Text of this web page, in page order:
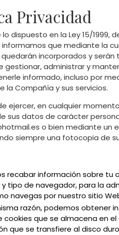
Privacidad
lo dispuesto en la Ley 15/
informamos que mediante la
incorporados y
gestionar, administrar y
informado, incluso por
la Compañía y sus servicios.
ejercer, en cualquier
sus datos de carácter
o bien mediante un
siempre una fotocopia de su
recabar información sobre tu
tipo de navegador, para la
navegas por nuestro sitio
razón, podemos obtener
cookies que se almacena en
que se transfiere al disco